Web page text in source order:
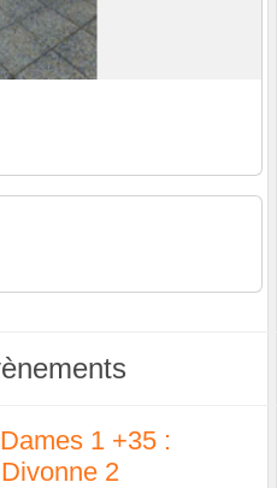
1 +35 :
2